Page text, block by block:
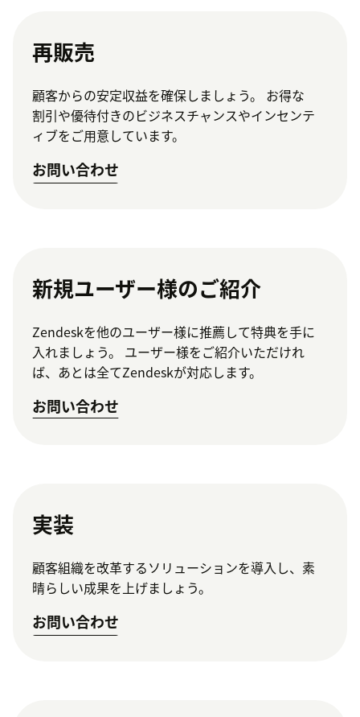
再販売
顧客からの安定収益を確保しましょう。 お得な
割引や優待付きのビジネスチャンスやインセンテ
ィブをご用意しています。
お問い合わせ
新規ユーザー様のご紹介
Zendeskを他のユーザー様に推薦して特典を手に
入れましょう。 ユーザー様をご紹介いただけれ
ば、あとは全てZendeskが対応します。
お問い合わせ
実装
顧客組織を改革するソリューションを導入し、素
晴らしい成果を上げましょう。
お問い合わせ